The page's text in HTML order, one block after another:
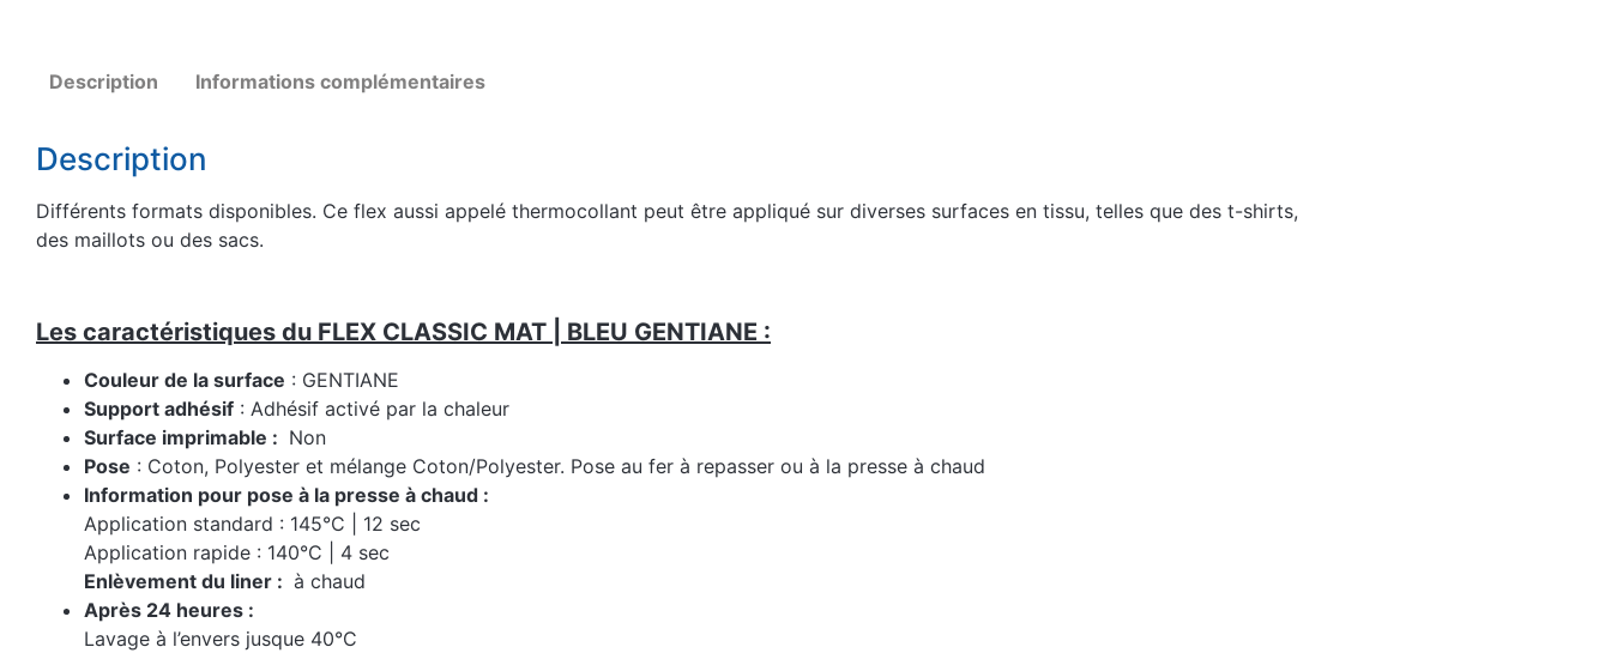
Description Informations complémentaires
Description
Différents formats disponibles. Ce flex aussi appelé thermocollant peut être appliqué sur diverses surfaces en tissu, telles que des t-shirts,
des maillots ou des sacs.
Les caractéristiques du FLEX CLASSIC MAT | BLEU GENTIANE :
Couleur de la surface : GENTIANE
Support adhésif : Adhésif activé par la chaleur
Surface imprimable : Non
Pose : Coton, Polyester et mélange Coton/Polyester. Pose au fer à repasser ou à la presse à chaud
Information pour pose à la presse à chaud :
Application standard : 145°C | 12 sec
Application rapide : 140°C | 4 sec
Enlèvement du liner : à chaud
Après 24 heures :
Lavage à l’envers jusque 40°C